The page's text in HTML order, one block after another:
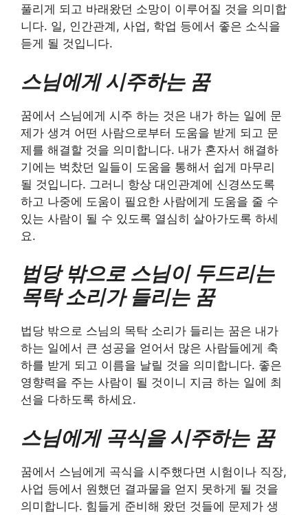
풀리게 되고 바래왔던 소망이 이루어질 것을 의미합
니다. 일, 인간관계, 사업, 학업 등에서 좋은 소식을
듣게 될 것입니다.
스님에게 시주하는 꿈
꿈에서 스님에게 시주 하는 것은 내가 하는 일에 문
제가 생겨 어떤 사람으로부터 도움을 받게 되고 문
제를 해결할 것을 의미합니다. 내가 혼자서 해결하
기에는 벅찼던 일들이 도움을 통해서 쉽게 마무리
될 것입니다. 그러니 항상 대인관계에 신경쓰도록
하고 나중에 도움이 필요한 사람에게 도움을 줄 수
있는 사람이 될 수 있도록 열심히 살아가도록 하세
요.
법당 밖으로 스님이 두드리는
목탁 소리가 들리는 꿈
법당 밖으로 스님의 목탁 소리가 들리는 꿈은 내가
하는 일에서 큰 성공을 얻어서 많은 사람들에게 축
하를 받게 되고 이름을 날릴 것을 의미합니다. 좋은
영향력을 주는 사람이 될 것이니 지금 하는 일에 최
선을 다하도록 하세요.
스님에게 곡식을 시주하는 꿈
꿈에서 스님에게 곡식을 시주했다면 시험이나 직장,
사업 등에서 원했던 결과물을 얻지 못하게 될 것을
의미합니다. 힘들게 준비해 왔던 것들에 문제가 생